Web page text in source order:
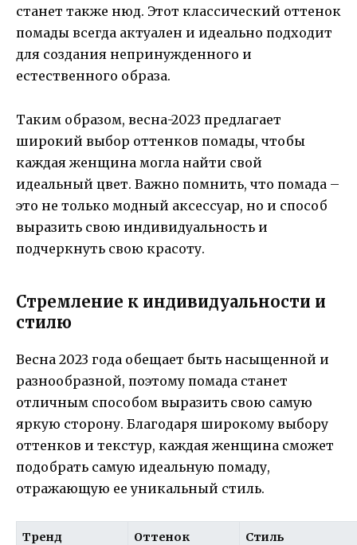
станет также нюд. Этот классический оттенок
помады всегда актуален и идеально подходит
для создания непринужденного и
естественного образа.
Таким образом, весна-2023 предлагает
широкий выбор оттенков помады, чтобы
каждая женщина могла найти свой
идеальный цвет. Важно помнить, что помада –
это не только модный аксессуар, но и способ
выразить свою индивидуальность и
подчеркнуть свою красоту.
Стремление к индивидуальности и
стилю
Весна 2023 года обещает быть насыщенной и
разнообразной, поэтому помада станет
отличным способом выразить свою самую
яркую сторону. Благодаря широкому выбору
оттенков и текстур, каждая женщина сможет
подобрать самую идеальную помаду,
отражающую ее уникальный стиль.
Тренд Оттенок Стиль